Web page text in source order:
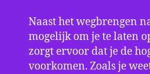
Naast het wegbrengen
mogelijk om je te laten
zorgt ervoor dat je de
voorkomen. Zoals je